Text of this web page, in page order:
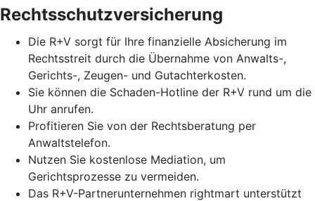
Rechtsschutzversicherung
Die R+V sorgt für Ihre finanzielle Absicherung im
Rechtsstreit durch die Übernahme von Anwalts-,
Gerichts-, Zeugen- und Gutachterkosten.
Sie können die Schaden-Hotline der R+V rund um die
Uhr anrufen.
Profitieren Sie von der Rechtsberatung per
Anwaltstelefon.
Nutzen Sie kostenlose Mediation, um
Gerichtsprozesse zu vermeiden.
Das R+V-Partnerunternehmen rightmart unterstützt